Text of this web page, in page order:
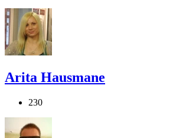
Arita Hausmane
230